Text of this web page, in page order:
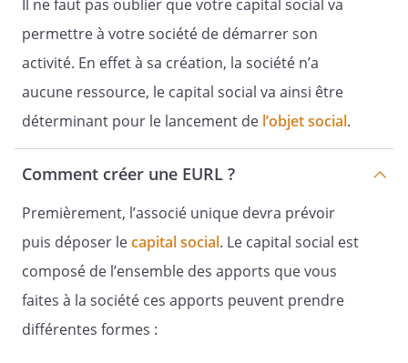
unique et la société font l'objet d'une mention
au registre des décisions de l'associé unique.
En outre, un rapport spécial doit être établi
par le commissaire aux comptes, s'il en existe
un, ou par le gérant non associé.
S'il n'existe pas de commissaire aux comptes,
les conventions conclues par un gérant non
associé sont soumises à l'autorisation
préalable de l'associé unique qui doit, le cas
échéant, mentionner son approbation dans le
registre des décisions.
Il ne faut pas oublier que votre capital social va
permettre à votre société de démarrer son
activité. En effet à sa création, la société n’a
aucune ressource, le capital social va ainsi être
déterminant pour le lancement de l’objet social.
Comment créer une EURL ?
Premièrement, l’associé unique devra prévoir
puis déposer lecapital social. Le capital social est
composé de l’ensemble des apports que vous
faites à la société ces apports peuvent prendre
différentes formes :